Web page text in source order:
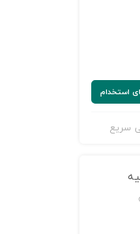
استخدام
سریع